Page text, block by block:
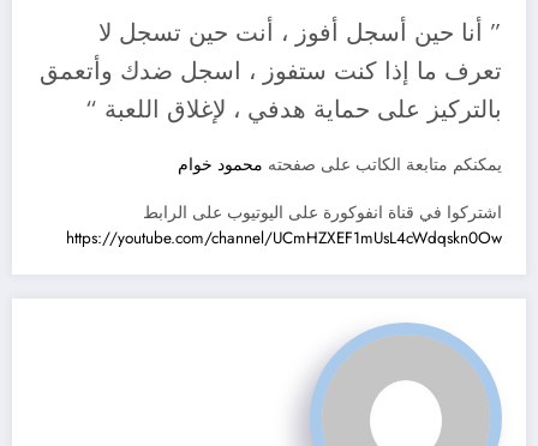
” أنا حين أسجل أفوز ، أنت حين تسجل لا
تعرف ما إذا كنت ستفوز ، اسجل ضدك وأتعمق
بالتركيز على حماية هدفي ، لإغلاق اللعبة “
يمكنكم متابعة الكاتب على صفحته محمود خوام
اشتركوا في قناة انفوكورة على اليوتيوب على الرابط
https://youtube.com/channel/UCmHZXEF1mUsL4cWdqskn0Ow